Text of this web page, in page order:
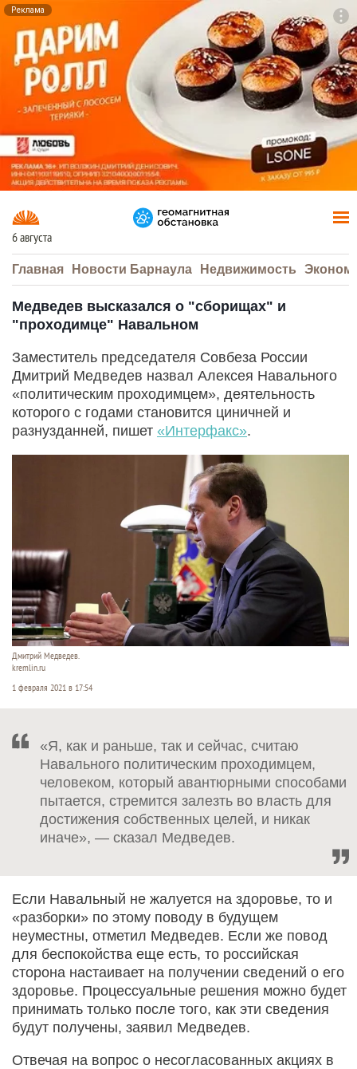
Реклама
6 августа
Главная Новости Барнаула Недвижимость
Медведев высказался о "сборищах" и
"проходимце" Навальном
Заместитель председателя Совбеза России
Дмитрий Медведев назвал Алексея Навального
«политическим проходимцем», деятельность
которого с годами становится циничней и
разнузданней, пишет «Интерфакс».
Дмитрий Медведев.
kremlin.ru
1 февраля 2021 в 17:54
«Я, как и раньше, так и сейчас, считаю
Навального политическим проходимцем,
человеком, который авантюрными способами
пытается, стремится залезть во власть для
достижения собственных целей, и никак
иначе», — сказал Медведев.
Если Навальный не жалуется на здоровье, то и
«разборки» по этому поводу в будущем
неуместны, отметил Медведев. Если же повод
для беспокойства еще есть, то российская
сторона настаивает на получении сведений о его
здоровье. Процессуальные решения можно будет
принимать только после того, как эти сведения
будут получены, заявил Медведев.
Отвечая на вопрос о несогласованных акциях в